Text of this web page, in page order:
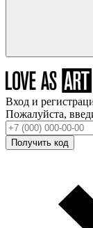
Вход и
Пожалуйста,
Получить код